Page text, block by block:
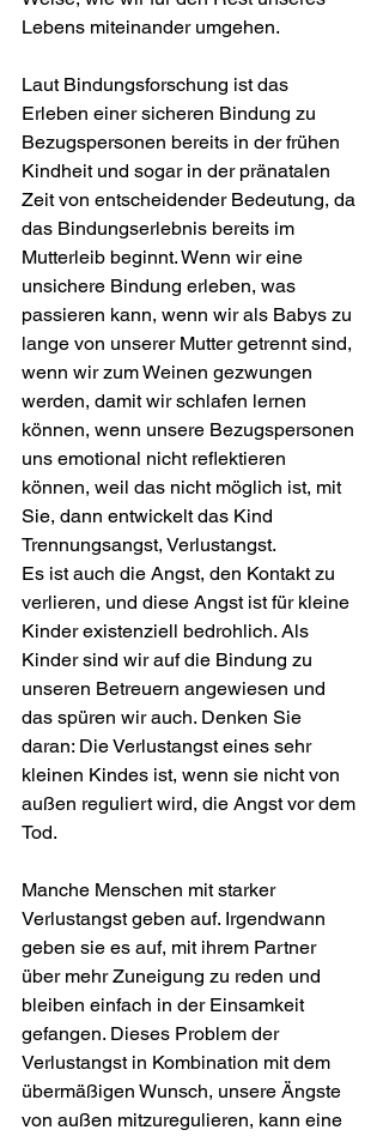
Lebens miteinander umgehen.
Laut Bindungsforschung ist das
Erleben einer sicheren Bindung zu
Bezugspersonen bereits in der frühen
Kindheit und sogar in der pränatalen
Zeit von entscheidender Bedeutung, da
das Bindungserlebnis bereits im
Mutterleib beginnt. Wenn wir eine
unsichere Bindung erleben, was
passieren kann, wenn wir als Babys zu
lange von unserer Mutter getrennt sind,
wenn wir zum Weinen gezwungen
werden, damit wir schlafen lernen
können, wenn unsere Bezugspersonen
uns emotional nicht reflektieren
können, weil das nicht möglich ist, mit
Sie, dann entwickelt das Kind
Trennungsangst, Verlustangst.
Es ist auch die Angst, den Kontakt zu
verlieren, und diese Angst ist für kleine
Kinder existenziell bedrohlich. Als
Kinder sind wir auf die Bindung zu
unseren Betreuern angewiesen und
das spüren wir auch. Denken Sie
daran: Die Verlustangst eines sehr
kleinen Kindes ist, wenn sie nicht von
außen reguliert wird, die Angst vor dem
Tod.
Manche Menschen mit starker
Verlustangst geben auf. Irgendwann
geben sie es auf, mit ihrem Partner
über mehr Zuneigung zu reden und
bleiben einfach in der Einsamkeit
gefangen. Dieses Problem der
Verlustangst in Kombination mit dem
übermäßigen Wunsch, unsere Ängste
von außen mitzuregulieren, kann eine